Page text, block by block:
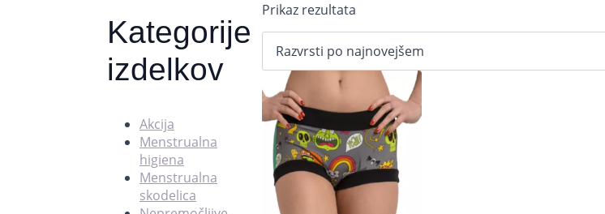
Kategorije
izdelkov
Akcija
Menstrualna
higiena
Menstrualna
skodelica
Prikaz rezultata